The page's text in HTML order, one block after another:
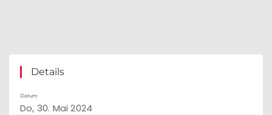
Details
Datum
Do, 30. Mai 2024